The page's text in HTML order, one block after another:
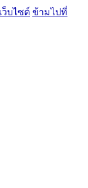
บไซต์ ข้ามไปที่